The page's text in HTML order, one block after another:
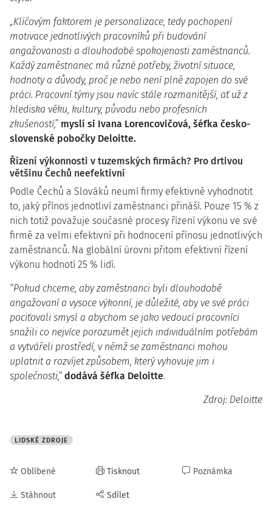
„Klíčovým faktorem je personalizace, tedy pochopení
motivace jednotlivých pracovníků při budování
angažovanosti a dlouhodobé spokojenosti zaměstnanců.
Každý zaměstnanec má různé potřeby, životní situace,
hodnoty a důvody, proč je nebo není plně zapojen do své
práci. Pracovní týmy jsou navíc stále rozmanitější, ať už z
hlediska věku, kultury, původu nebo profesních
zkušeností,” myslí si Ivana Lorencovičová, šéfka česko-
slovenské pobočky Deloitte.
Řízení výkonnosti v tuzemských firmách? Pro drtivou
většinu Čechů neefektivní
Podle Čechů a Slováků neumí firmy efektivně vyhodnotit
to, jaký přínos jednotliví zaměstnanci přináší. Pouze 15 % z
nich totiž považuje současné procesy řízení výkonu ve své
firmě za velmi efektivní při hodnocení přínosu jednotlivých
zaměstnanců. Na globální úrovni přitom efektivní řízení
výkonu hodnotí 25 % lidí.
“Pokud chceme, aby zaměstnanci byli dlouhodobě
angažovaní a vysoce výkonní, je důležité, aby ve své práci
pociťovali smysl a abychom se jako vedoucí pracovníci
snažili co nejvíce porozumět jejich individuálním potřebám
a vytvářeli prostředí, v němž se zaměstnanci mohou
uplatnit a rozvíjet způsobem, který vyhovuje jim i
společnosti,“ dodává šéfka Deloitte.
Zdroj: Deloitte
LIDSKÉ ZDROJE
Oblíbené
Stáhnout
Tisknout
Sdílet
Poznámka